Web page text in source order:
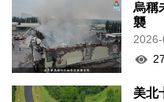
烏稱
襲
美北